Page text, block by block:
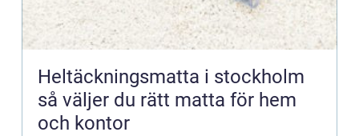
Heltäckningsmatta i stockholm
så väljer du rätt matta för hem
och kontor